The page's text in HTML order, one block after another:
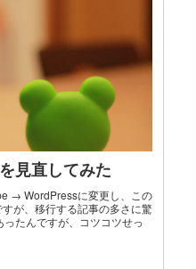
見直してみた
→ WordPressに変更し、この
が、移行する記事の多さに驚
たんですが、コツコツせっ